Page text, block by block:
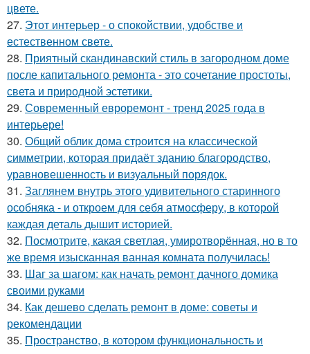
цвете.
27. Этот интерьер - о спокойствии, удобстве и
естественном свете.
28. Приятный скандинавский стиль в загородном доме
после капитального ремонта - это сочетание простоты,
света и природной эстетики.
29. Современный евроремонт - тренд 2025 года в
интерьере!
30. Общий облик дома строится на классической
симметрии, которая придаёт зданию благородство,
уравновешенность и визуальный порядок.
31. Заглянем внутрь этого удивительного старинного
особняка - и откроем для себя атмосферу, в которой
каждая деталь дышит историей.
32. Посмотрите, какая светлая, умиротворённая, но в то
же время изысканная ванная комната получилась!
33. Шаг за шагом: как начать ремонт дачного домика
своими руками
34. Как дешево сделать ремонт в доме: советы и
рекомендации
35. Пространство, в котором функциональность и